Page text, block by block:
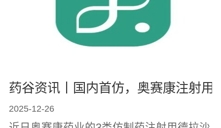
药谷资讯丨国内首仿，奥赛康注射用
2025-12-26